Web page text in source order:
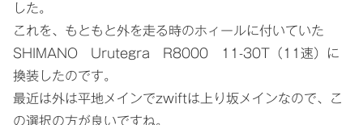
した。
これを、もともと外を走る時のホィールに付いていた
SHIMANO Urutegra R8000 11-30T（11速）に
換装したのです。
最近は外は平地メインでzwiftは上り坂メインなので、こ
の選択の方が良いですね。